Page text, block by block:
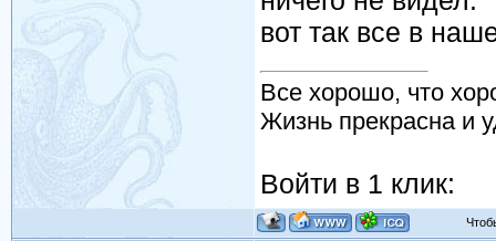
вот так все в
Все хорошо, что
Жизнь прекрасна и
Войти в 1 клик: